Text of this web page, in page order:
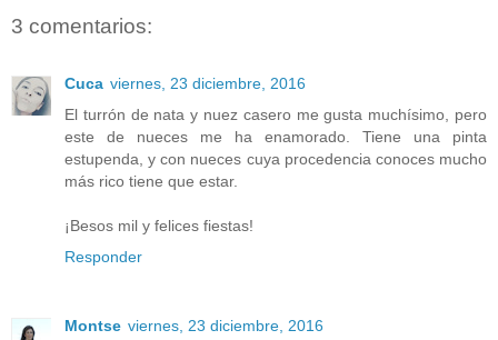
3 comentarios:
Cuca viernes, 23 diciembre, 2016
El turrón de nata y nuez casero me gusta muchísimo, pero
este de nueces me ha enamorado. Tiene una pinta
estupenda, y con nueces cuya procedencia conoces mucho
más rico tiene que estar.
¡Besos mil y felices fiestas!
Responder
Montse viernes, 23 diciembre, 2016